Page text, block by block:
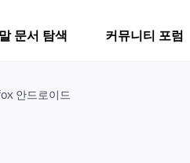
문서 탐색 커뮤니티 포럼
안드로이드